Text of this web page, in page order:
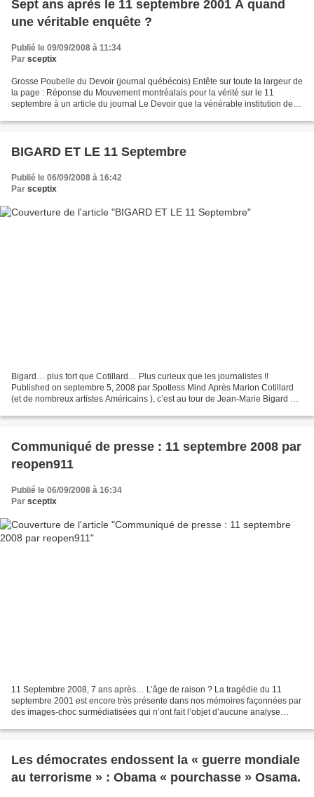
Sept ans après le 11 septembre 2001 À quand
une véritable enquête ?
Publié le 09/09/2008 à 11:34
Par sceptix
Grosse Poubelle du Devoir (journal québécois) Entête sur toute la largeur de
la page : Réponse du Mouvement montréalais pour la vérité sur le 11
septembre à un article du journal Le Devoir que la vénérable institution de la
BIGARD ET LE 11 Septembre
Publié le 06/09/2008 à 16:42
Par sceptix
Bigard… plus fort que Cotillard… Plus curieux que les journalistes !!
Published on septembre 5, 2008 par Spotless Mind Après Marion Cotillard
(et de nombreux artistes Américains ), c’est au tour de Jean-Marie Bigard de
Communiqué de presse : 11 septembre 2008 par
reopen911
Publié le 06/09/2008 à 16:34
Par sceptix
11 Septembre 2008, 7 ans après… L’âge de raison ? La tragédie du 11
septembre 2001 est encore très présente dans nos mémoires façonnées par
des images-choc surmédiatisées qui n’ont fait l’objet d’aucune analyse
Les démocrates endossent la « guerre mondiale
au terrorisme » : Obama « pourchasse » Osama.